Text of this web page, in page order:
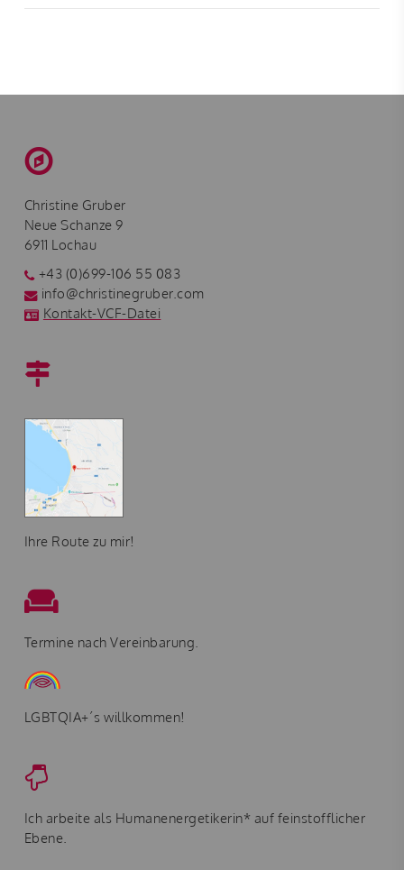
Christine Gruber
Neue Schanze 9
6911 Lochau
+43 (0)699-106 55 083
info@christinegruber.com
Kontakt-VCF-Datei
Ihre Route zu mir!
Termine nach Vereinbarung.
LGBTQIA+´s willkommen!
Ich arbeite als Humanenergetikerin* auf feinstofflicher
Ebene.